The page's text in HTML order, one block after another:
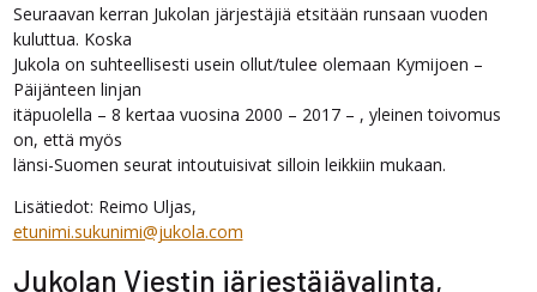
Seuraavan kerran Jukolan järjestäjiä etsitään runsaan vuoden
kuluttua. Koska
Jukola on suhteellisesti usein ollut/tulee olemaan Kymijoen –
Päijänteen linjan
itäpuolella – 8 kertaa vuosina 2000 – 2017 – , yleinen toivomus
on, että myös
länsi-Suomen seurat intoutuisivat silloin leikkiin mukaan.
Lisätiedot: Reimo Uljas,
etunimi.sukunimi@jukola.com
Jukolan Viestin järjestäjävalinta,